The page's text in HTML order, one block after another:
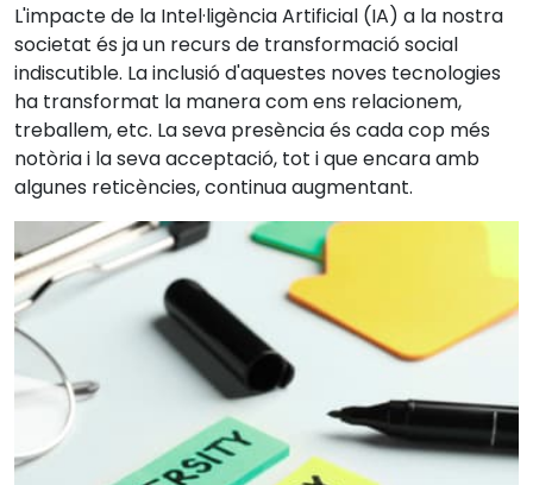
L'impacte de la Intel·ligència Artificial (IA) a la nostra
societat és ja un recurs de transformació social
indiscutible. La inclusió d'aquestes noves tecnologies
ha transformat la manera com ens relacionem,
treballem, etc. La seva presència és cada cop més
notòria i la seva acceptació, tot i que encara amb
algunes reticències, continua augmentant.